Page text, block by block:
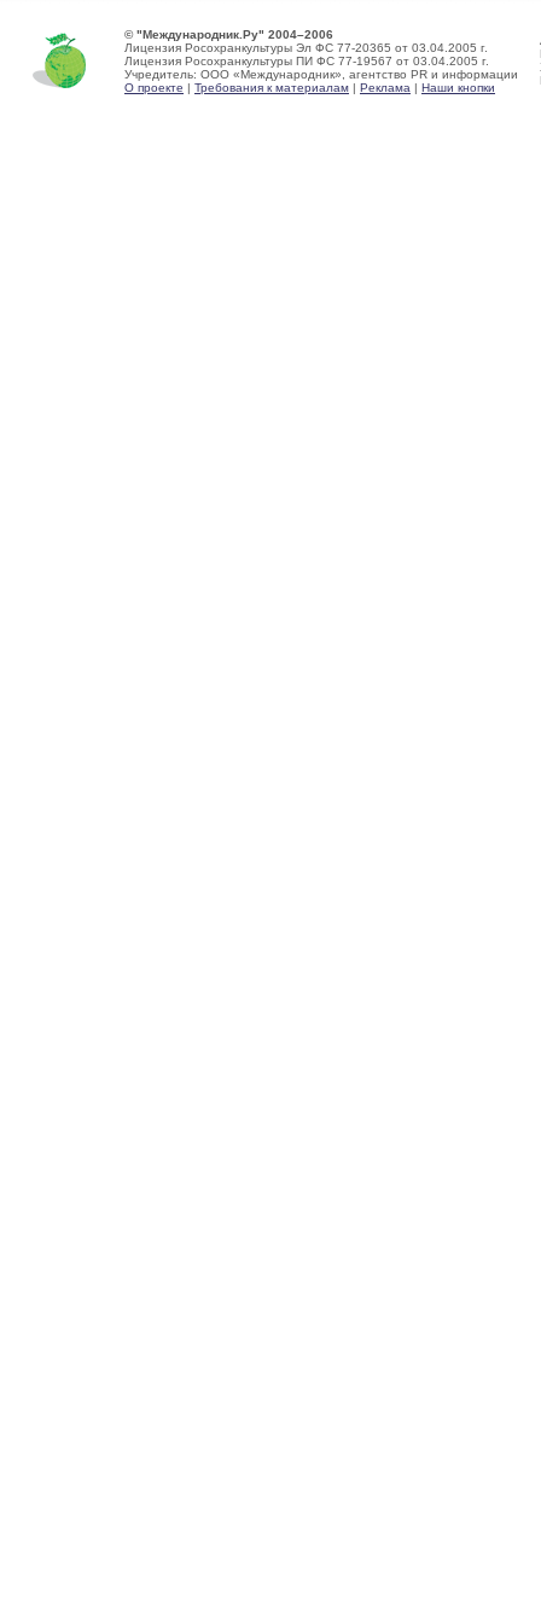
© "Международник.Ру" 2004–2006
Лицензия Росохранкультуры Эл ФС 77-20365 от 03.04.2005 г.
Лицензия Росохранкультуры ПИ ФС 77-19567 от 03.04.2005 г.
Учредитель: ООО «Международник», агентство PR и информации
О проекте | Требования к материалам | Реклама | Наши кнопки